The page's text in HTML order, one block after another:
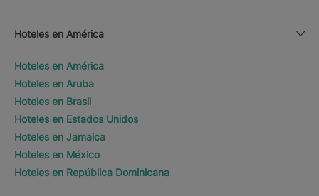
Hoteles en América
Hoteles en América
Hoteles en Aruba
Hoteles en Brasil
Hoteles en Estados Unidos
Hoteles en Jamaica
Hoteles en México
Hoteles en República Dominicana